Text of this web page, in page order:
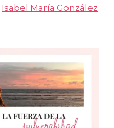
Isabel María González